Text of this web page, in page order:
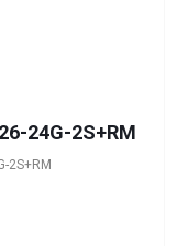
24G-2S+RM
2S+RM